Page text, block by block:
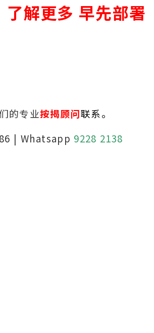
解更多 早先部署
的专业按揭顾问联系。
| Whatsapp 9228 2138